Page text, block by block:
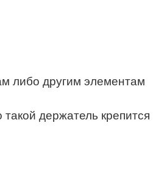
либо другим элементам
держатель крепится